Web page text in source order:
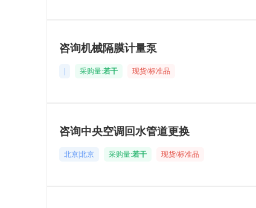
咨询机械隔膜计量泵
采购量:若干 现货/标准品
咨询中央空调回水管道更换
北京|北京 采购量:若干 现货/标准品